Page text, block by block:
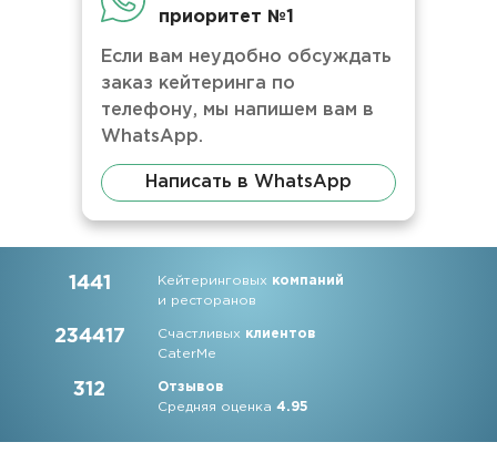
приоритет №1
Если вам неудобно обсуждать
заказ кейтеринга по
телефону, мы напишем вам в
WhatsApp.
Написать в WhatsApp
1441 Кейтеринговых компаний
и ресторанов
234417 Счастливых клиентов
CaterMe
312
Отзывов
Средняя оценка4.95